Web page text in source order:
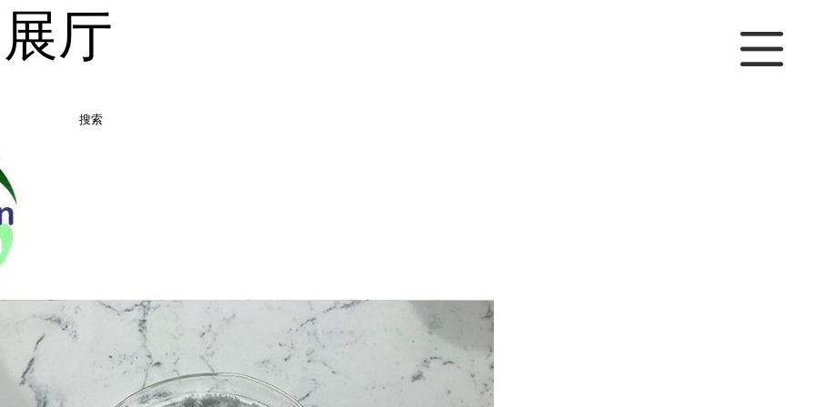
厅
搜索